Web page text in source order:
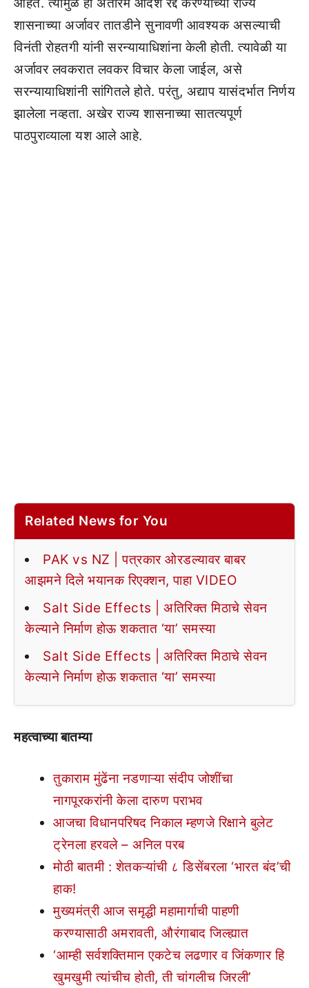
शासनाच्या अर्जावर तातडीने सुनावणी आवश्यक असल्याची
विनंती रोहतगी यांनी सरन्यायाधिशांना केली होती. त्यावेळी या
अर्जावर लवकरात लवकर विचार केला जाईल, असे
सरन्यायाधिशांनी सांगितले होते. परंतु, अद्याप यासंदर्भात निर्णय
झालेला नव्हता. अखेर राज्य शासनाच्या सातत्यपूर्ण
पाठपुराव्याला यश आले आहे.
Related News for You
PAK vs NZ | पत्रकार ओरडल्यावर बाबर
आझमने दिले भयानक रिएक्शन, पाहा VIDEO
Salt Side Effects | अतिरिक्त मिठाचे सेवन
केल्याने निर्माण होऊ शकतात ‘या’ समस्या
Salt Side Effects | अतिरिक्त मिठाचे सेवन
केल्याने निर्माण होऊ शकतात ‘या’ समस्या
महत्वाच्या बातम्या
तुकाराम मुंढेंना नडणाऱ्या संदीप जोशींचा
नागपूरकरांनी केला दारुण पराभव
आजचा विधानपरिषद निकाल म्हणजे रिक्षाने बुलेट
ट्रेनला हरवले – अनिल परब
मोठी बातमी : शेतकऱ्यांची ८ डिसेंबरला ‘भारत बंद’ची
हाक!
मुख्यमंत्री आज समृद्धी महामार्गाची पाहणी
करण्यासाठी अमरावती, औरंगाबाद जिल्ह्यात
‘आम्ही सर्वशक्तिमान एकटेच लढणार व जिंकणार हि
खुमखुमी त्यांचीच होती, ती चांगलीच जिरली’